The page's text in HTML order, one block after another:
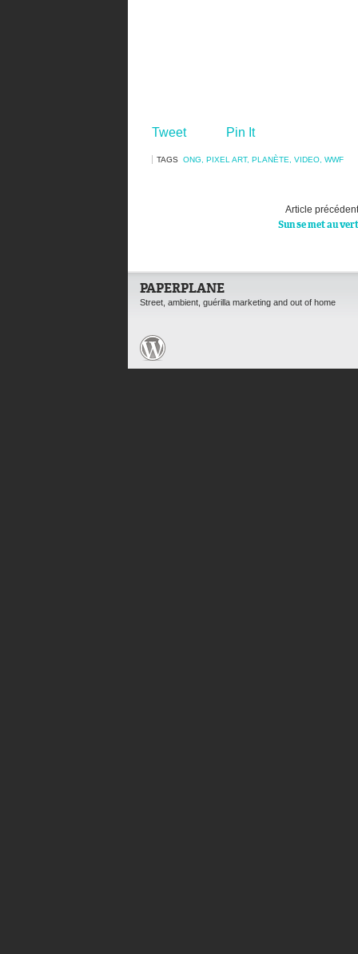
Tweet Pin It
TAGS ONG PIXEL ART, PLANÈTE VIDEO WWF
Article précédent
Sun se met au vert
PAPERPLANE
Street, ambient, guérilla marketing and out of home